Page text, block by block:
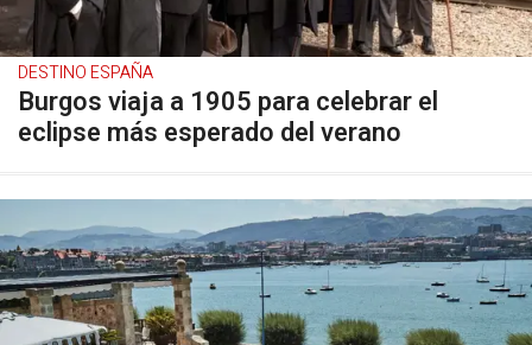
DESTINO ESPAÑA
Burgos viaja a 1905 para celebrar el
eclipse más esperado del verano